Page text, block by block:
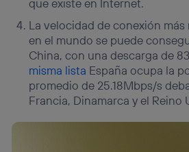
que existe en Internet.
La velocidad de conexión
en el mundo se puede
China, con una descarga de
misma lista España ocupa la
promedio de 25.18Mbps/s
Francia, Dinamarca y el Reino